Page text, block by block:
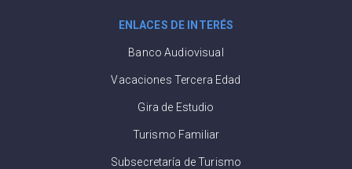
ENLACES DE INTERÉS
Banco Audiovisual
Vacaciones Tercera Edad
Gira de Estudio
Turismo Familiar
Subsecretaría de Turismo